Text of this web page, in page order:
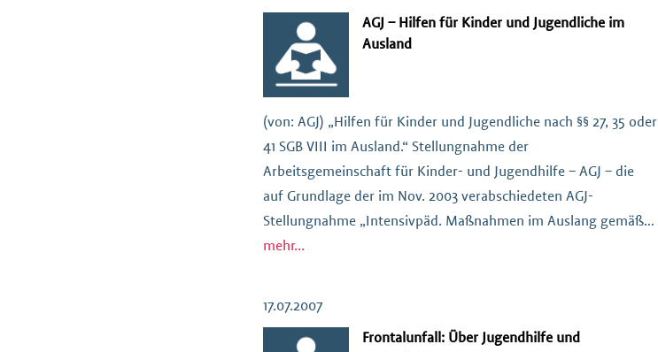
AGJ – Hilfen für Kinder und Jugendliche im
Ausland
(von: AGJ) „Hilfen für Kinder und Jugendliche nach §§ 27, 35 oder
41 SGB VIII im Ausland.“ Stellungnahme der
Arbeitsgemeinschaft für Kinder- und Jugendhilfe – AGJ – die
auf Grundlage der im Nov. 2003 verabschiedeten AGJ-
Stellungnahme „Intensivpäd. Maßnahmen im Auslang gemäß
§35 SGB VIII“ erarbeitet wurden. Stellungnahme als PDF
mehr...
17.07.2007
Frontalunfall: Über Jugendhilfe und